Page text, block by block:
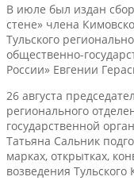
В июле был издан
стене» члена
Тульского
общественно-
России» Евгении
26 августа
регионального
государственной
Татьяна Сальник
марках, открытках,
возведения Тульского